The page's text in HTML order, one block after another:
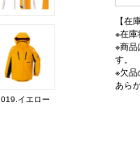
019.イエロー
【在
※在庫
※商品
す。
※欠品
あら